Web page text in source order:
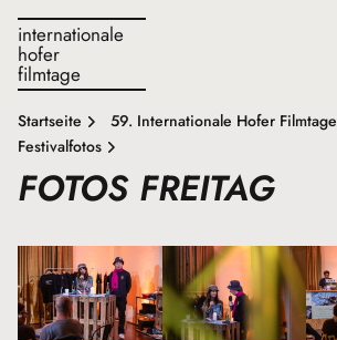
internationale
hofer
filmtage
Startseite
59. Internationale Hofer Filmtage
Festivalfotos
FOTOS FREITAG